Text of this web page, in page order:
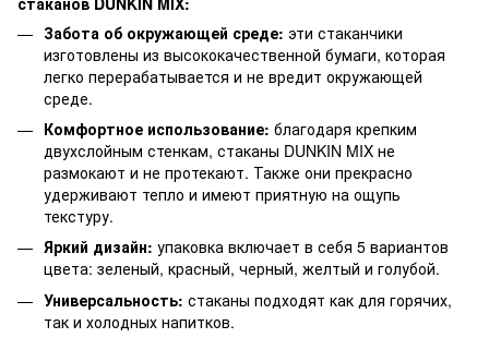
Забота об окружающей среде: эти стаканчики
изготовлены из высококачественной бумаги, которая
легко перерабатывается и не вредит окружающей
среде.
Комфортное использование: благодаря крепким
двухслойным стенкам, стаканы DUNKIN MIX не
размокают и не протекают. Также они прекрасно
удерживают тепло и имеют приятную на ощупь
текстуру.
Яркий дизайн: упаковка включает в себя 5 вариантов
цвета: зеленый, красный, черный, желтый и голубой.
Универсальность: стаканы подходят как для горячих,
так и холодных напитков.